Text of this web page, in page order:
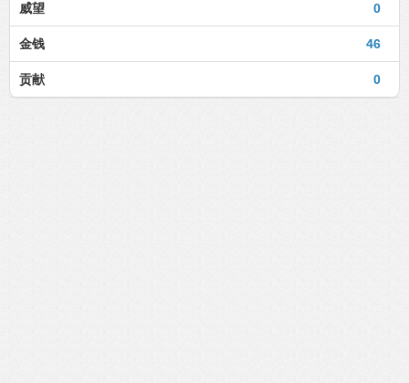
0
威望
46
金钱
0
贡献